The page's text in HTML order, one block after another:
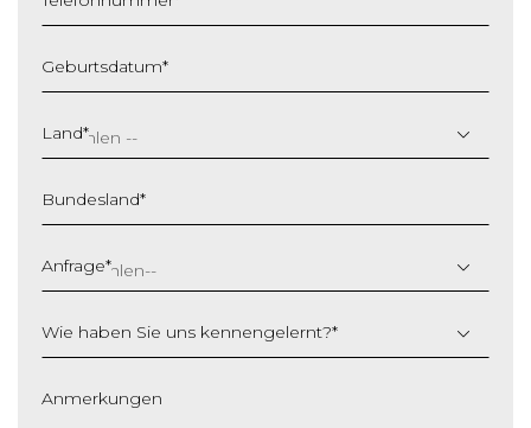
Geburtsdatum*
T
S
h
ä
g
t
r
i
Land*
Bundesland*
Anfrage*
Wie haben Sie uns kennengelernt?*
Anmerkungen